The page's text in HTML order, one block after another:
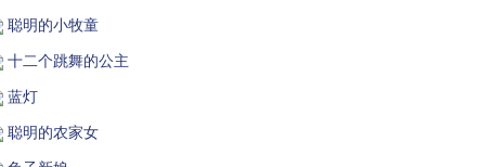
聪明的小牧童
十二个跳舞的公主
蓝灯
聪明的农家女